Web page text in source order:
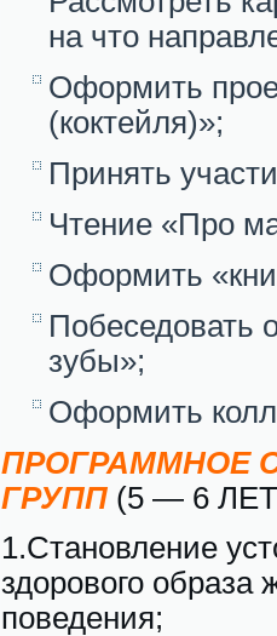
на что
Оформить
(коктейля)»;
Принять
Чтение «Про
Оформить
Побеседовать
зубы»;
Оформить
ПРОГРАММНОЕ
ГРУПП (5 — 6
1.Становление
здорового образа
поведения;